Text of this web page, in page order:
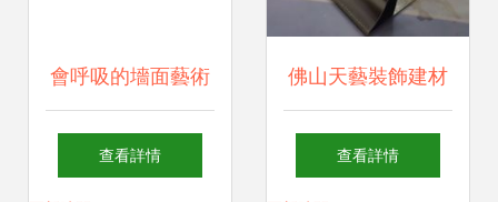
會呼吸的墻面藝術
壁紙與壁布如何重
查看詳情
佛山天藝裝飾建材
廠 一站式裝飾材料
查看詳情